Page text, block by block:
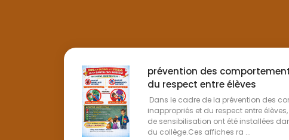
prévention des
du respect entre élèves
Dans le cadre de la prévention des
inappropriés et du respect entre
de sensibilisation ont été installées
du collège.Ces affiches ra ...